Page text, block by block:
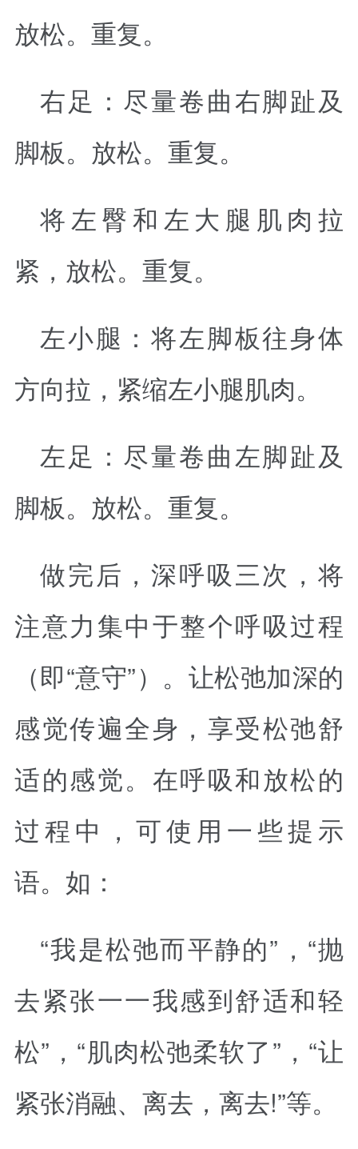
放松。重复。
右足：尽量卷曲右脚趾及
脚板。放松。重复。
将左臀和左大腿肌肉拉
紧，放松。重复。
左小腿：将左脚板往身体
方向拉，紧缩左小腿肌肉。
左足：尽量卷曲左脚趾及
脚板。放松。重复。
做完后，深呼吸三次，将
注意力集中于整个呼吸过程
（即“意守”）。让松弛加深的
感觉传遍全身，享受松弛舒
适的感觉。在呼吸和放松的
过程中，可使用一些提示
语。如：
“我是松弛而平静的”，“抛
去紧张一一我感到舒适和轻
松”，“肌肉松弛柔软了”，“让
紧张消融、离去，离去!”等。